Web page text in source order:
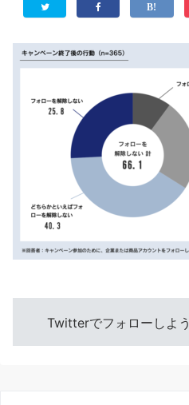
Twitterでフォローしよう